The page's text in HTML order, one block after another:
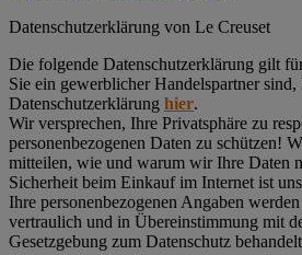
Datenschutz­erklärung von Le Creuset
Die folgende Datenschutzerklärung gilt
Sie ein gewerblicher Handelspartner
Datenschutzerklärung hier.
Wir versprechen, Ihre Privatsphäre zu
personenbezogenen Daten zu schützen!
mitteilen, wie und warum wir Ihre Daten
Sicherheit beim Einkauf im Internet ist
Ihre personenbezogenen Angaben
vertraulich und in Übereinstimmung mit
Gesetzgebung zum Datenschutz